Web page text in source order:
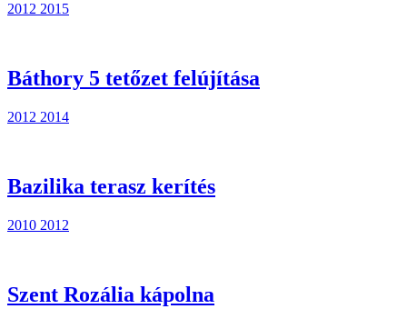
2012 2015
Báthory 5 tetőzet felújítása
2012 2014
Bazilika terasz kerítés
2010 2012
Szent Rozália kápolna